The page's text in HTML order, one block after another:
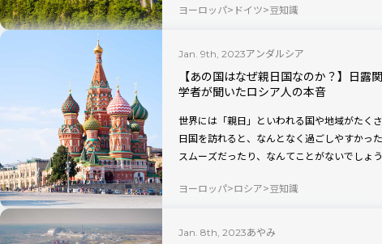
します。
ヨーロッパ ドイツ 豆知識
Jan. 9th, 2023アンダルシア
【あの国はなぜ親日国なのか？】日露
学者が聞いたロシア人の本音
世界には「親日」といわれる国や地域がたく
日国を訪れると、なんとなく過ごしやすかっ
スムーズだったり、なんてことがないでし
します。
ヨーロッパ ロシア 豆知識
Jan. 8th, 2023あやみ